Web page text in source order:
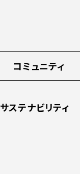
コミュニティ
サステナビリティ